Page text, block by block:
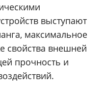
выступают
максимальное
свойства внешней
прочность и